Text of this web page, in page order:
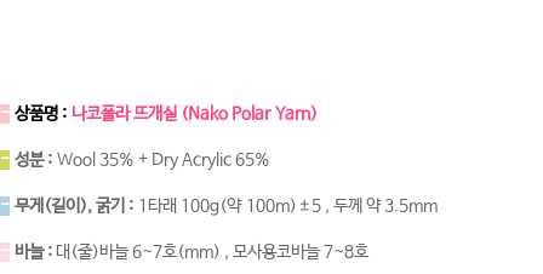
- 상품명 : 나코폴라 뜨개실 (Nako Polar Yarn)
- 성분 : Wool 35% + Dry Acrylic 65%
- 무게(길이), 굵기 : 1타래 100g(약 100m)±5 , 두께 약 3.5mm
- 바늘 : 대(줄)바늘 6~7호(mm) , 모사용코바늘 7~8호